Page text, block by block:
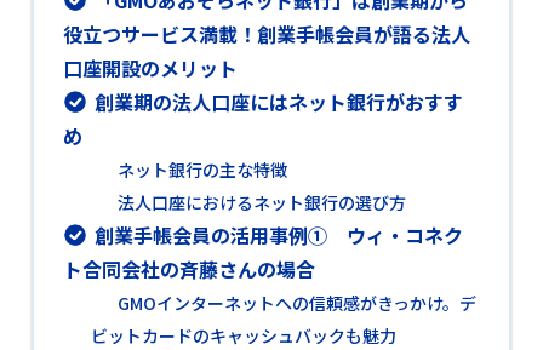
役立つサービス満載！創業手帳会員が語る法人
口座開設のメリット
創業期の法人口座にはネット銀行がおすす
め
ネット銀行の主な特徴
法人口座におけるネット銀行の選び方
創業手帳会員の活用事例① ウィ・コネク
ト合同会社の斉藤さんの場合
GMOインターネットへの信頼感がきっかけ。デ
ビットカードのキャッシュバックも魅力